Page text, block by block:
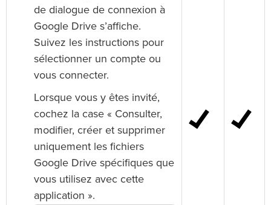
de dialogue de connexion à
Google Drive s’affiche.
Suivez les instructions pour
sélectionner un compte ou
vous connecter.
Lorsque vous y êtes invité,
cochez la case « Consulter,
modifier, créer et supprimer
uniquement les fichiers
Google Drive spécifiques que
vous utilisez avec cette
application ».